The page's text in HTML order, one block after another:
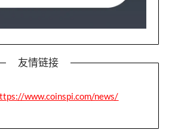
友情链接
www.coinspi.com/news/